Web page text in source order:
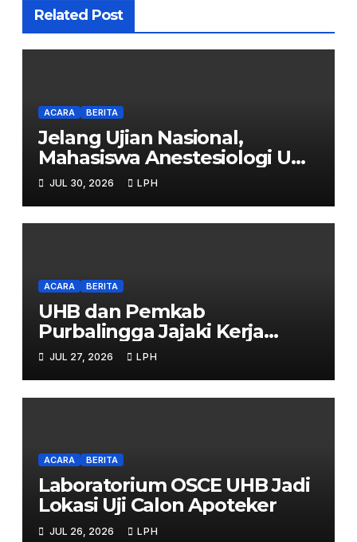
Related Post
ACARA BERITA
Jelang Ujian Nasional,
Mahasiswa Anestesiologi UHB
Jalani Simulasi
JUL 30, 2026 LPH
ACARA BERITA
UHB dan Pemkab
Purbalingga Jajaki Kerja
Sama Strategis
JUL 27, 2026 LPH
ACARA BERITA
Laboratorium OSCE UHB Jadi
Lokasi Uji Calon Apoteker
JUL 26, 2026 LPH